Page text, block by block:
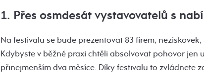
1. Přes osmdesát vystavovatelů s
Na festivalu se bude prezentovat 83 firem,
Kdybyste v běžné praxi chtěli absolvovat pohovor jen
přinejmenším dva měsíce. Díky festivalu to zvládnete